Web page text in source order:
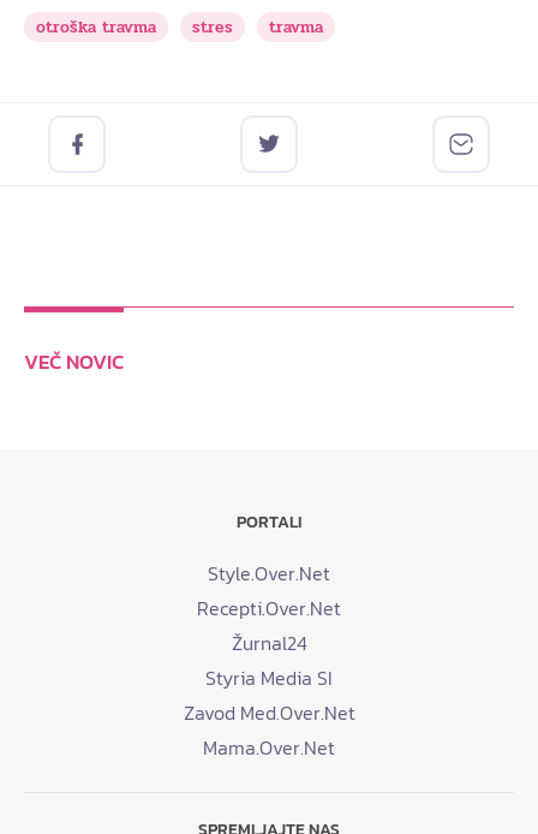
otroška travma
stres travma
VEČ NOVIC
PORTALI
Style.Over.Net
Recepti.Over.Net
Žurnal24
Styria Media SI
Zavod Med.Over.Net
Mama.Over.Net